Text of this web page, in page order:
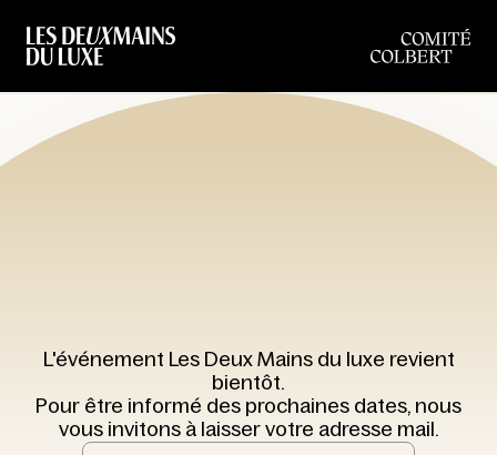
L'événement Les Deux Mains du luxe revient
bientôt.
Pour être informé des prochaines dates, nous
vous invitons à laisser votre adresse mail.